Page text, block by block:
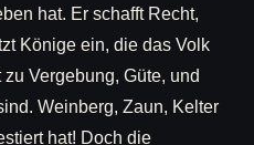
hat. Er schafft Recht,
Könige ein, die das Volk
Vergebung, Güte, und
Weinberg, Zaun, Kelter
hat! Doch die